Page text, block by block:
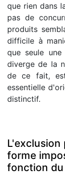
que rien dans
pas de
produits
difficile à
que seule
diverge de la
de ce fait,
essentielle
distinctif.
L'exclusion
forme
fonction